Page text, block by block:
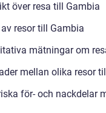
över resa till Gambia
resor till Gambia
mätningar om
mellan olika resor
för- och nackdelar